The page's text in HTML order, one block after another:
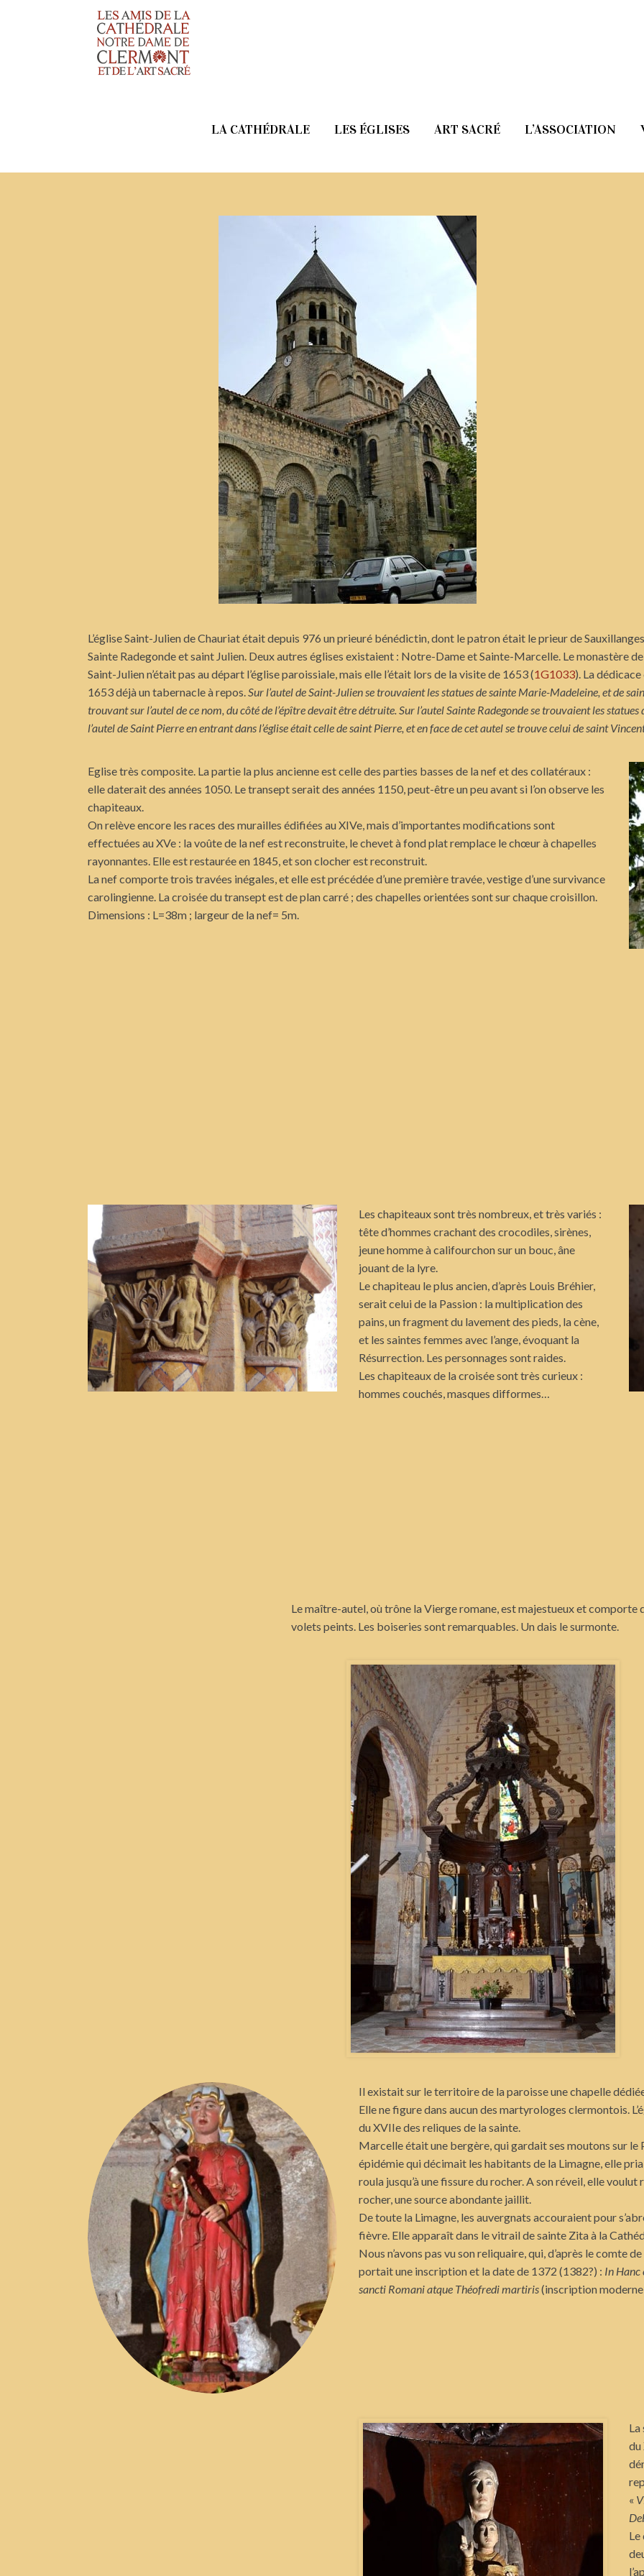
LA CATHÉDRALE LES ÉGLISES ART SACRÉ L’ASSOCIATION
Chauriat : église Saint-Julien
L’église Saint-Julien de Chauriat était depuis 976 un prieuré bénédictin, dont le patron était le prieur de
Sainte Radegonde et saint Julien. Deux autres églises existaient : Notre-Dame et Sainte-Marcelle. Le monastère
Saint-Julien n’était pas au départ l’église paroissiale, mais elle l’était lors de la visite de 1653 (1G1033). La
1653 déjà un tabernacle à repos.Sur l’autel de Saint-Julien se trouvaient les statues de sainte Marie-Madeleine, et de
trouvant sur l’autel de ce nom, du côté de l’épître devait être détruite. Sur l’autel Sainte Radegonde se trouvaient les
l’autel de Saint Pierre en entrant dans l’église était celle de saint Pierre, et en face de cet autel se trouve celui de saint
Eglise très composite. La partie la plus ancienne est celle des parties basses de la nef et des collatéraux :
elle daterait des années 1050. Le transept serait des années 1150, peut-être un peu avant si l’on observe les
chapiteaux.
On relève encore les races des murailles édifiées au XIVe, mais d’importantes modifications sont
effectuées au XVe : la voûte de la nef est reconstruite, le chevet à fond plat remplace le chœur à chapelles
rayonnantes. Elle est restaurée en 1845, et son clocher est reconstruit.
La nef comporte trois travées inégales, et elle est précédée d’une première travée, vestige d’une survivance
carolingienne. La croisée du transept est de plan carré ; des chapelles orientées sont sur chaque croisillon.
Dimensions : L=38m ; largeur de la nef= 5m.
Les chapiteaux sont très nombreux, et très variés :
tête d’hommes crachant des crocodiles, sirènes,
jeune homme à califourchon sur un bouc, âne
jouant de la lyre.
Le chapiteau le plus ancien, d’après Louis Bréhier,
serait celui de la Passion : la multiplication des
pains, un fragment du lavement des pieds, la cène,
et les saintes femmes avec l’ange, évoquant la
Résurrection. Les personnages sont raides.
Les chapiteaux de la croisée sont très curieux :
hommes couchés, masques difformes…
Le maître-autel, où trône la Vierge romane, est majestueux et comporte
volets peints. Les boiseries sont remarquables. Un dais le surmonte.
Il existait sur le territoire de la paroisse une chapelle
Elle ne figure dans aucun des martyrologes clermontois.
du XVIIe des reliques de la sainte.
Marcelle était une bergère, qui gardait ses moutons sur le
épidémie qui décimait les habitants de la Limagne, elle
roula jusqu’à une fissure du rocher. A son réveil, elle
rocher, une source abondante jaillit.
De toute la Limagne, les auvergnats accouraient pour
fièvre. Elle apparaît dans le vitrail de sainte Zita à la
Nous n’avons pas vu son reliquaire, qui, d’après le comte
portait une inscription et la date de 1372 (1382?) : In Hanc
sancti Romani atque Théofredi martiris(inscription
La
du
«
Le